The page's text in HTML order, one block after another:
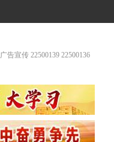
广告宣传 22500139 22500136